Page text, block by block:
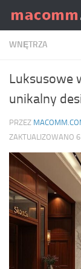
Skip to content
WNĘTRZA
Luksusowe
unikalny
PRZEZ
ZAKTUALIZOWANO